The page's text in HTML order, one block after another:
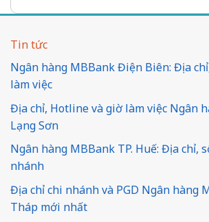
Tin tức
Ngân hàng MBBank Điện Biên: Địa
làm việc
Địa chỉ, Hotline và giờ làm việc Ngân
Lạng Sơn
Ngân hàng MBBank TP. Huế: Địa chỉ,
nhánh
Địa chỉ chi nhánh và PGD Ngân hàng
Tháp mới nhất